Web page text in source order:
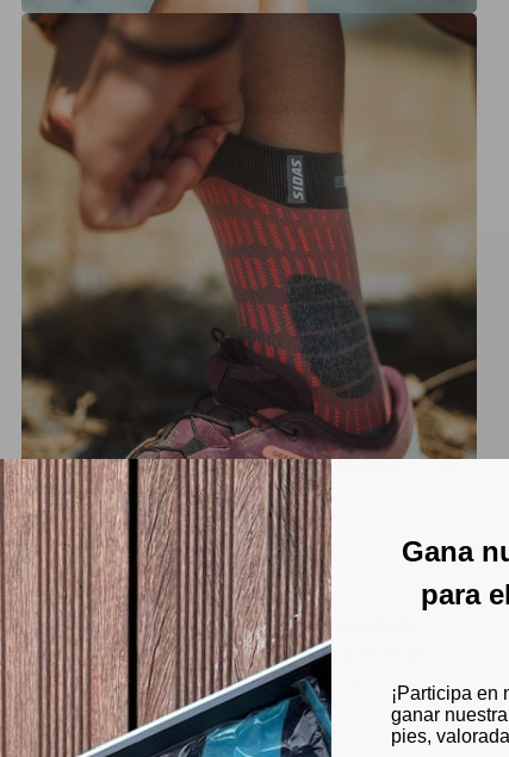
natural
el equilibrio, la alineación y la propulsión
en colaboración con atletas como
del piese mueva libremente y de forma
durante las carreras en carretera.
Gana
para
¡Participa en
ganar
pies,